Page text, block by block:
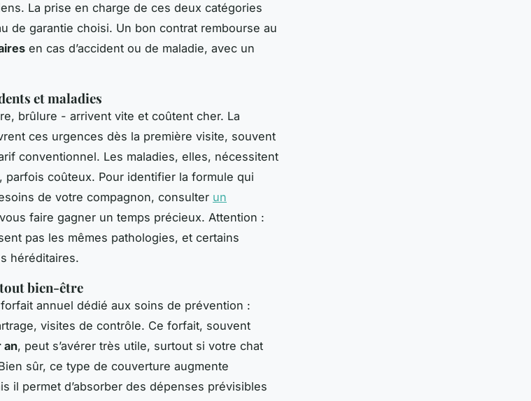
La prise en charge de ces deux catégories
de garantie choisi. Un bon contrat rembourse au
en cas d’accident ou de maladie, avec un
et maladies
brûlure - arrivent vite et coûtent cher. La
ces urgences dès la première visite, souvent
conventionnel. Les maladies, elles, nécessitent
parfois coûteux. Pour identifier la formule qui
de votre compagnon, consulter un
faire gagner un temps précieux. Attention :
pas les mêmes pathologies, et certains
héréditaires.
bien-être
annuel dédié aux soins de prévention :
visites de contrôle. Ce forfait, souvent
an, peut s’avérer très utile, surtout si votre chat
sûr, ce type de couverture augmente
il permet d’absorber des dépenses prévisibles